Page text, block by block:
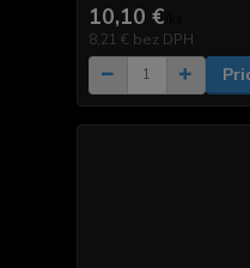
10,10 €
8,21 € bez DPH